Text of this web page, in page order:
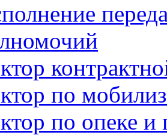
по
по опеке и